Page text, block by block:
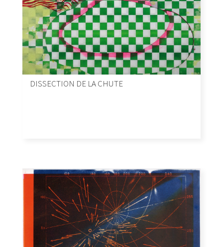
DISSECTION DE LA CHUTE